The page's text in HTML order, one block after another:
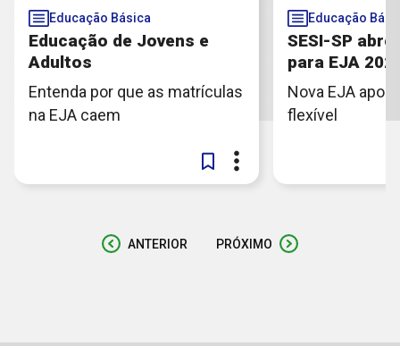
Educação Básica
Educação de Jovens e
Adultos
Entenda por que as matrículas
na EJA caem
Educação
SESI-SP
para EJA
Nova EJA
flexível
ANTERIOR PRÓXIMO